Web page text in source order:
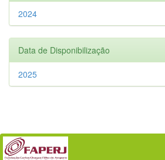
2024
Data de Disponibilização
2025